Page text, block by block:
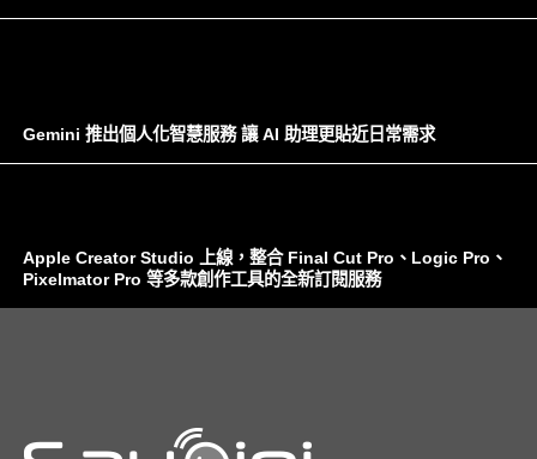
Gemini 推出個人化智慧服務 讓 AI 助理更貼近日常需求
Apple Creator Studio 上線，整合 Final Cut Pro、Logic Pro、
Pixelmator Pro 等多款創作工具的全新訂閱服務